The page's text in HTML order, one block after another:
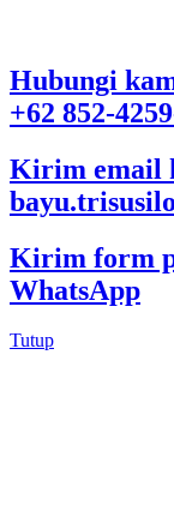
Hubungi
+62 852-
Kirim email
Kirim form
WhatsApp
Tutup